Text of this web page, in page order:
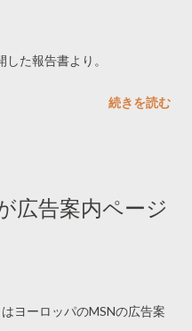
た報告書より。
続きを読む
広告案内ページ
ヨーロッパのMSNの広告案